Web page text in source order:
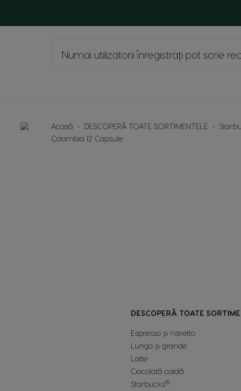
Numai utilizatorii înregistrați pot scrie
Acasă DESCOPERĂ TOATE SORTIMENTELE
Colombia 12 Capsule
DESCOPERĂ TOATE
Espresso și ristretto
Lungo și grande
Latte
Ciocolată caldă
Starbucks®